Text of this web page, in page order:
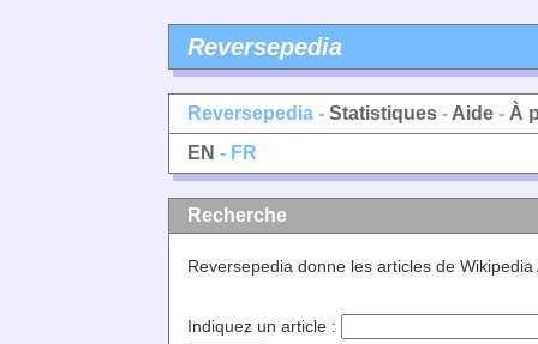
Reversepedia
Reversepedia - Statistiques - Aide - À
EN - FR
Recherche
Reversepedia donne les articles de Wikipedia
Indiquez un article :